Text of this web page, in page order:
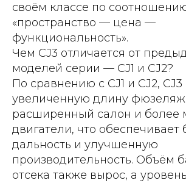
своём классе по
«пространство — цена —
функциональность».
Чем CJ3 отличается от
моделей серии — CJ1 и CJ2?
По сравнению с CJ1 и CJ2,
увеличенную длину
расширенный салон и более
двигатели, что
дальность и улучшенную
производительность. Объём
отсека также вырос, а